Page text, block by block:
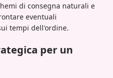
di consegna naturali e
eventuali
tempi dell'ordine.
per un